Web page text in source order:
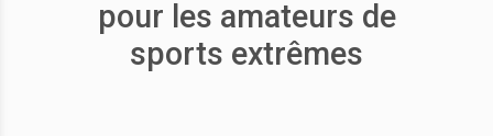
pour les amateurs de
sports extrêmes